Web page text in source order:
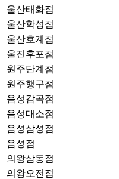
울산태화점
울산학성점
울산호계점
울진후포점
원주단계점
원주행구점
음성감곡점
음성대소점
음성삼성점
음성점
의왕삼동점
의왕오전점